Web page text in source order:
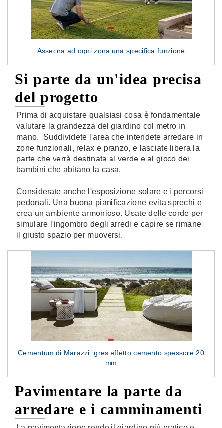
Assegna ad ogni zona una specifica funzione
Si parte da un'idea precisa
del progetto
Prima di acquistare qualsiasi cosa è fondamentale
valutare la grandezza del giardino col metro in
mano. Suddividete l'area che intendete arredare in
zone funzionali, relax e pranzo, e lasciate libera la
parte che verrà destinata al verde e al gioco dei
bambini che abitano la casa.
Considerate anche l'esposizione solare e i percorsi
pedonali. Una buona pianificazione evita sprechi e
crea un ambiente armonioso. Usate delle corde per
simulare l'ingombro degli arredi e capire se rimane
il giusto spazio per muoversi.
Cementum di Marazzi: gres effetto cemento spessore 20
mm
Pavimentare la parte da
arredare e i camminamenti